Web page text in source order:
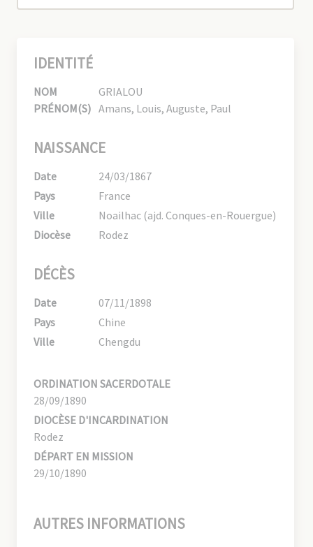
IDENTITÉ
NOM
GRIALOU
PRÉNOM(S) Amans, Louis, Auguste, Paul
NAISSANCE
Date
24/03/1867
Pays
France
Ville
Noailhac (ajd. Conques-en-Rouergue)
Diocèse
Rodez
DÉCÈS
Date
07/11/1898
Pays
Chine
Ville
Chengdu
ORDINATION SACERDOTALE
28/09/1890
DIOCÈSE D'INCARDINATION
Rodez
DÉPART EN MISSION
29/10/1890
AUTRES INFORMATIONS